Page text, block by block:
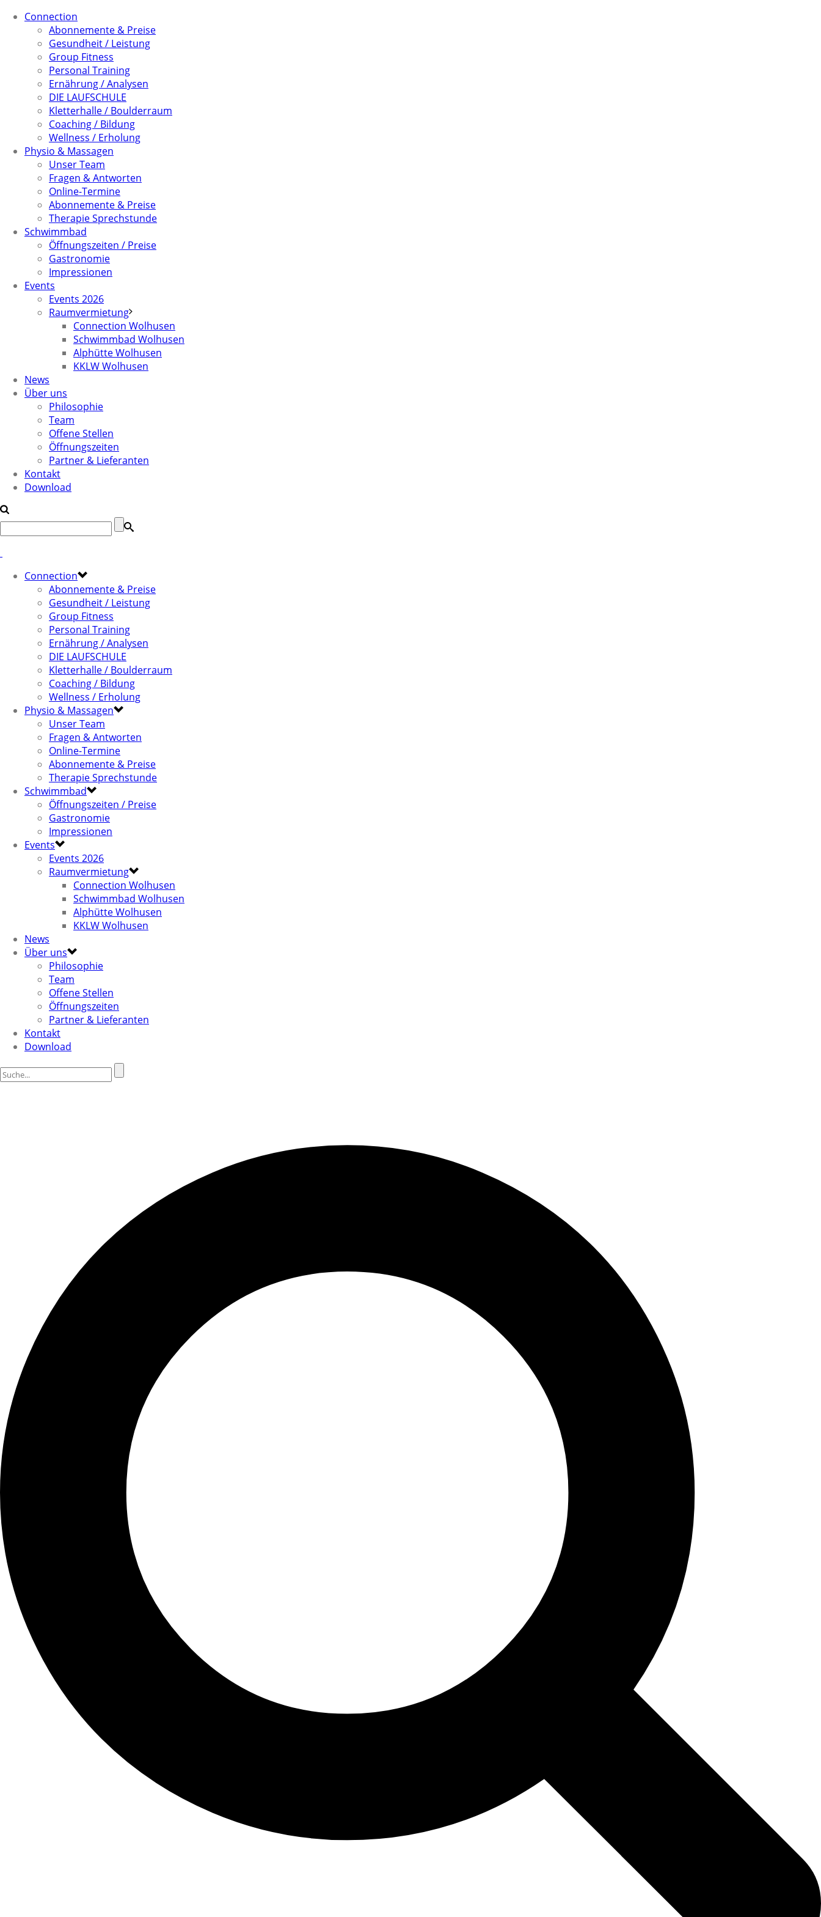
Connection
Abonnemente & Preise
Gesundheit / Leistung
Group Fitness
Personal Training
Ernährung / Analysen
DIE LAUFSCHULE
Kletterhalle / Boulderraum
Coaching / Bildung
Wellness / Erholung
Physio & Massagen
Unser Team
Fragen & Antworten
Online-Termine
Abonnemente & Preise
Therapie Sprechstunde
Schwimmbad
Öffnungszeiten / Preise
Gastronomie
Impressionen
Events
Events 2026
Raumvermietung
Connection Wolhusen
Schwimmbad Wolhusen
Alphütte Wolhusen
KKLW Wolhusen
News
Über uns
Philosophie
Team
Offene Stellen
Öffnungszeiten
Partner & Lieferanten
Kontakt
Download
Connection
Abonnemente & Preise
Gesundheit / Leistung
Group Fitness
Personal Training
Ernährung / Analysen
DIE LAUFSCHULE
Kletterhalle / Boulderraum
Coaching / Bildung
Wellness / Erholung
Physio & Massagen
Unser Team
Fragen & Antworten
Online-Termine
Abonnemente & Preise
Therapie Sprechstunde
Schwimmbad
Öffnungszeiten / Preise
Gastronomie
Impressionen
Events
Events 2026
Raumvermietung
Connection Wolhusen
Schwimmbad Wolhusen
Alphütte Wolhusen
KKLW Wolhusen
News
Über uns
Philosophie
Team
Offene Stellen
Öffnungszeiten
Partner & Lieferanten
Kontakt
Download